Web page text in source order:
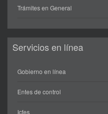
Trámites en General
Servicios en línea
Gobierno en línea
Entes de control
Icfes